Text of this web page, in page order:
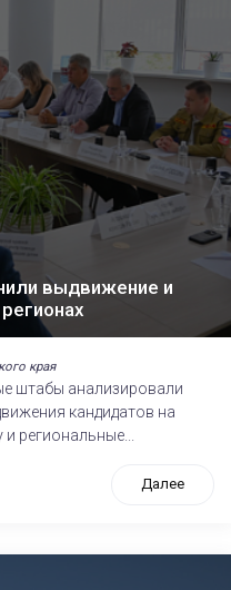
выдвижение и
края
штабы анализировали
кандидатов на
региональные...
Далее